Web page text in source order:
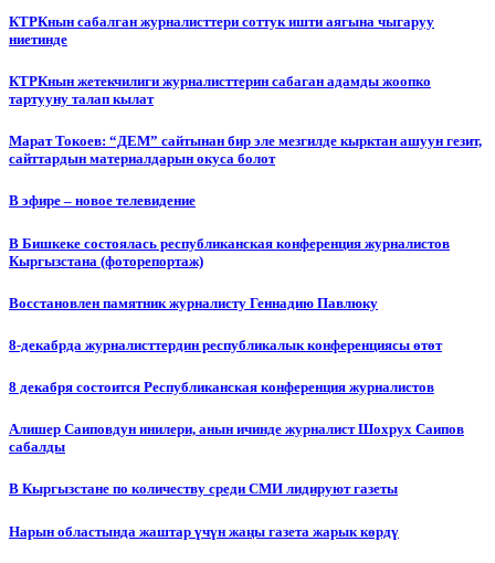
КТРКнын сабалган журналисттери соттук ишти аягына чыгаруу
ниетинде
КТРКнын жетекчилиги журналисттерин сабаган адамды жоопко
тартууну талап кылат
Марат Токоев: “ДЕМ” сайтынан бир эле мезгилде кырктан ашуун гезит,
сайттардын материалдарын окуса болот
В эфире – новое телевидение
В Бишкеке состоялась республиканская конференция журналистов
Кыргызстана (фоторепортаж)
Восстановлен памятник журналисту Геннадию Павлюку
8-декабрда журналисттердин республикалык конференциясы өтөт
8 декабря состоится Республиканская конференция журналистов
Алишер Саиповдун инилери, анын ичинде журналист Шохрух Саипов
сабалды
В Кыргызстане по количеству среди СМИ лидируют газеты
Нарын областында жаштар үчүн жаңы газета жарык көрдү